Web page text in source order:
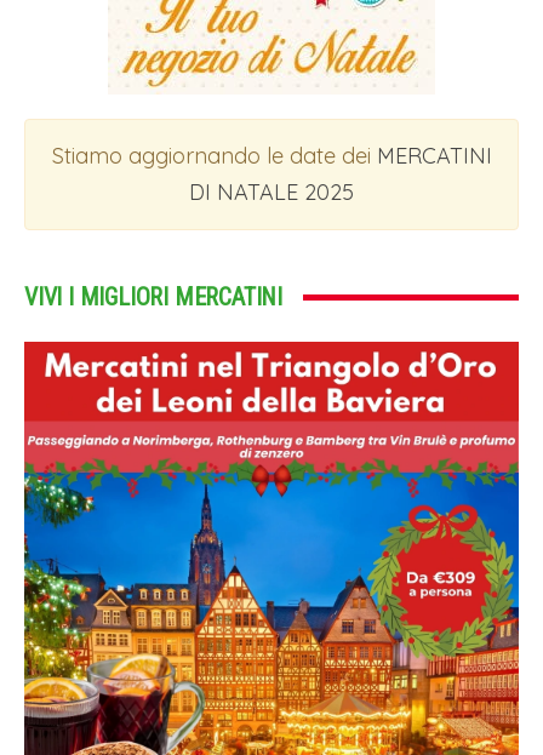
Stiamo aggiornando le date dei MERCATINI
DI NATALE 2025
VIVI I MIGLIORI MERCATINI